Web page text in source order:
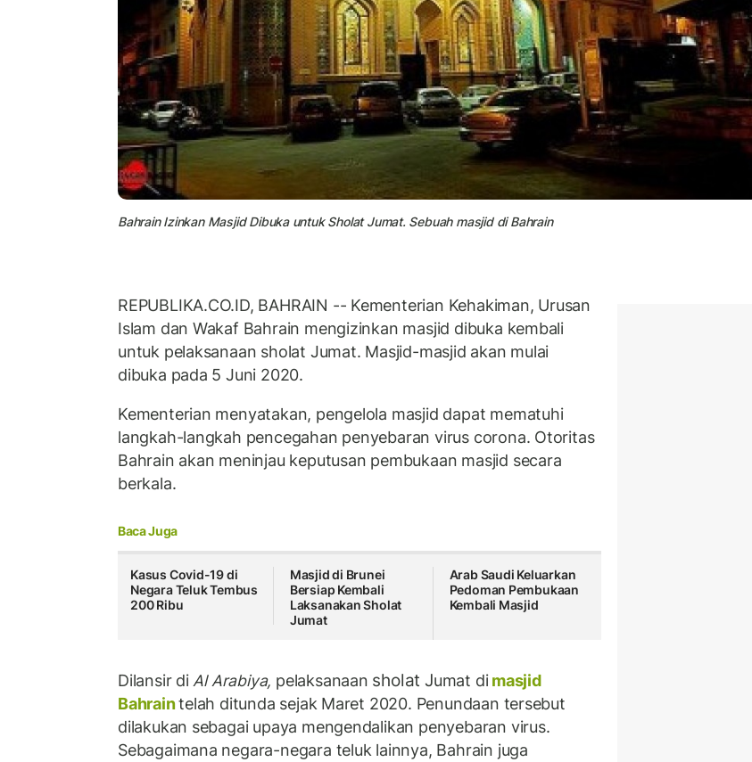
Bahrain Izinkan Masjid Dibuka untuk Sholat Jumat. Sebuah masjid di Bahrain
REPUBLIKA.CO.ID, BAHRAIN -- Kementerian Kehakiman, Urusan
Islam dan Wakaf Bahrain mengizinkan masjid dibuka kembali
untuk pelaksanaan sholat Jumat. Masjid-masjid akan mulai
dibuka pada 5 Juni 2020.
Kementerian menyatakan, pengelola masjid dapat mematuhi
langkah-langkah pencegahan penyebaran virus corona. Otoritas
Bahrain akan meninjau keputusan pembukaan masjid secara
berkala.
Baca Juga
Kasus Covid-19 di
Negara Teluk Tembus
200 Ribu
Masjid di Brunei
Bersiap Kembali
Laksanakan Sholat
Jumat
Arab Saudi Keluarkan
Pedoman Pembukaan
Kembali Masjid
Dilansir di Al Arabiya, pelaksanaan sholat Jumat dimasjid
Bahraintelah ditunda sejak Maret 2020. Penundaan tersebut
dilakukan sebagai upaya mengendalikan penyebaran virus.
Sebagaimana negara-negara teluk lainnya, Bahrain juga